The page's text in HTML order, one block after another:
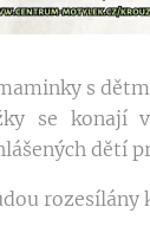
s
se konají
dětí
rozesílány